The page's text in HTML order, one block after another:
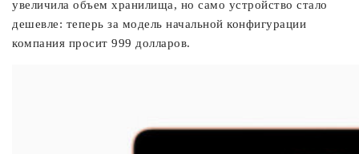
увеличила объем хранилища, но само устройство стало
дешевле: теперь за модель начальной конфигурации
компания просит 999 долларов.